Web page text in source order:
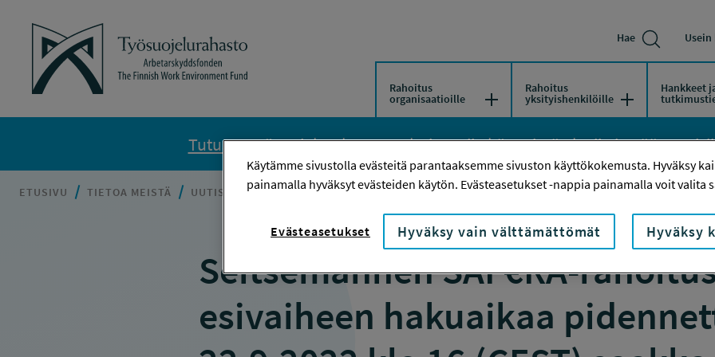
Työsuojelurahasto
Hae
Rahoitus
organisaatioille Avaa/Sulje valikko
Rahoitus
yksityishenkilöille Avaa/Sulje
Hankkeet
Tutustu Työsuojelurahaston rahoittamiin käynnissä oleviin ja
ETUSIVU TIETOA MEISTÄ UUTISET SEITSEMÄNNEN SAF€RA-RAHOITUSHAUN ESIVAIHEEN HAKUAIKAA PIDENNETTY
Seitsemännen SAF€RA-
esivaiheen hakuaikaa
Käytämme sivustolla evästeitä parantaaksemme sivuston käyttökokemusta. Hyväksy
painamalla hyväksyt evästeiden käytön. Evästeasetukset -nappia painamalla voit valita
Hyväksy vain välttämättömät Hyväksy
Evästeasetukset